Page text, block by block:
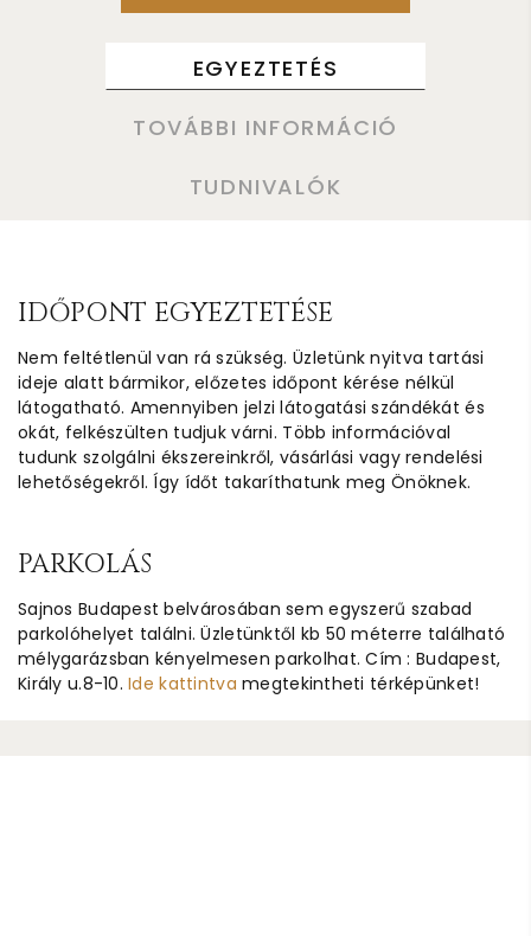
EGYEZTETÉS
TOVÁBBI INFORMÁCIÓ
TUDNIVALÓK
IDŐPONT EGYEZTETÉSE
Nem feltétlenül van rá szükség. Üzletünk nyitva tartási
ideje alatt bármikor, előzetes időpont kérése nélkül
látogatható. Amennyiben jelzi látogatási szándékát és
okát, felkészülten tudjuk várni. Több információval
tudunk szolgálni ékszereinkről, vásárlási vagy rendelési
lehetőségekről. Így ídőt takaríthatunk meg Önöknek.
PARKOLÁS
Sajnos Budapest belvárosában sem egyszerű szabad
parkolóhelyet találni. Üzletünktől kb 50 méterre található
mélygarázsban kényelmesen parkolhat. Cím : Budapest,
Király u.8-10.Ide kattintva megtekintheti térképünket!